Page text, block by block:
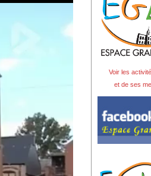
Voir les
et de ses